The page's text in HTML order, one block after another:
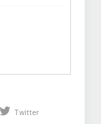
Twitter